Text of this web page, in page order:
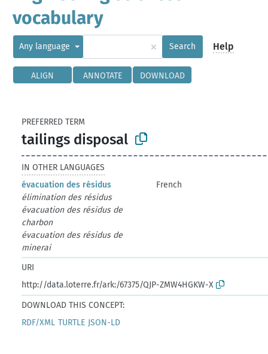
vocabulary
Any language × Search Help
ALIGN ANNOTATE DOWNLOAD
PREFERRED TERM
tailings disposal
IN OTHER LANGUAGES
évacuation des résidus
French
élimination des résidus
évacuation des résidus de
charbon
évacuation des résidus de
minerai
URI
http://data.loterre.fr/ark:/67375/QJP-ZMW4HGKW-X
DOWNLOAD THIS CONCEPT:
RDF/XML TURTLE JSON-LD